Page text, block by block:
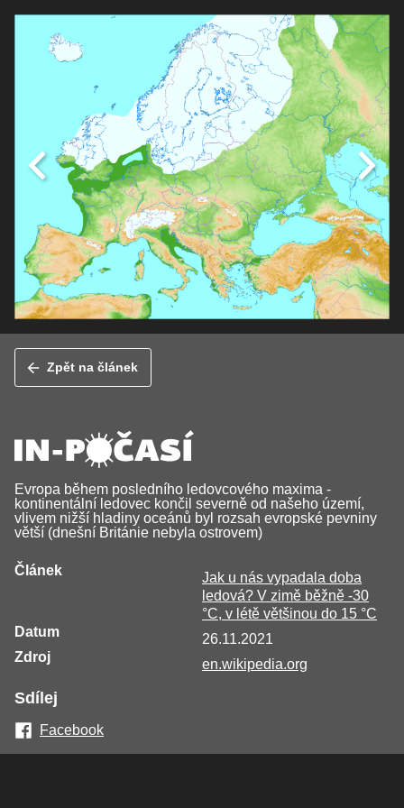
Zpět na článek
Evropa během posledního ledovcového maxima -
kontinentální ledovec končil severně od našeho území,
vlivem nižší hladiny oceánů byl rozsah evropské pevniny
větší (dnešní Británie nebyla ostrovem)
Článek
Jak u nás vypadala doba
ledová? V zimě běžně -30
°C, v létě většinou do 15 °C
Datum
26.11.2021
Zdroj
en.wikipedia.org
Sdílej
Facebook